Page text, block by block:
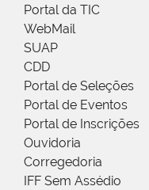
Portal da TIC
WebMail
SUAP
CDD
Portal de Seleções
Portal de Eventos
Portal de Inscrições
Ouvidoria
Corregedoria
IFF Sem Assédio